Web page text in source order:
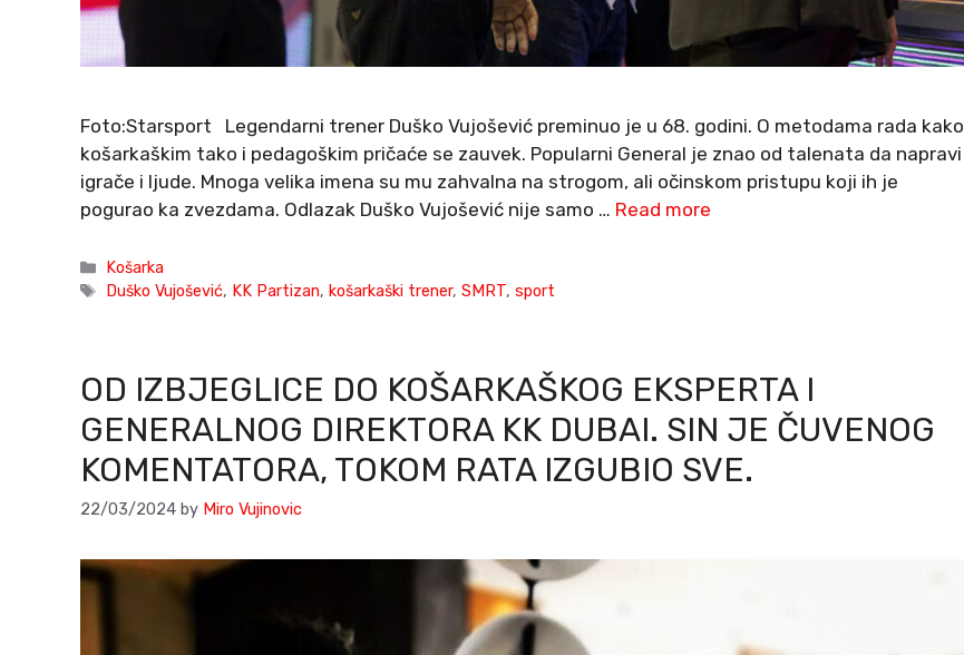
Foto:Starsport Legendarni trener Duško Vujošević preminuo je u 68. godini. O metodama rada kako
košarkaškim tako i pedagoškim pričaće se zauvek. Popularni General je znao od talenata da napravi
igrače i ljude. Mnoga velika imena su mu zahvalna na strogom, ali očinskom pristupu koji ih je
pogurao ka zvezdama. Odlazak Duško Vujošević nije samo … Read more
Categories
Košarka
Tags
Duško Vujošević, KK Partizan,košarkaški trener,SMRT,sport
OD IZBJEGLICE DO KOŠARKAŠKOG EKSPERTA I
GENERALNOG DIREKTORA KK DUBAI. SIN JE ČUVENOG
KOMENTATORA, TOKOM RATA IZGUBIO SVE.
22/03/2024 by Miro Vujinovic